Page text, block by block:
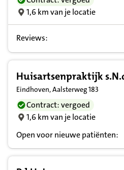
1,6 km van je locatie
Reviews:
Huisartsenpraktijk
Eindhoven, Aalsterweg 183
Contract: vergoed
1,6 km van je locatie
Open voor nieuwe patiënten: